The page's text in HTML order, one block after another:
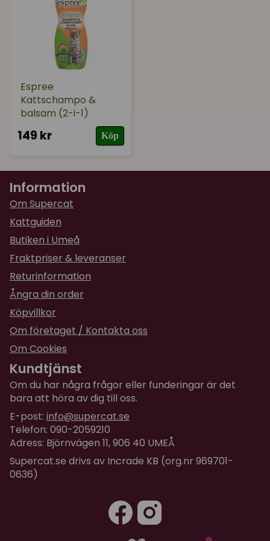
Espree
Kattschampo &
balsam (2-i-1)
149 kr Köp
Information
Om Supercat
Kattguiden
Butiken i Umeå
Fraktpriser & leveranser
Returinformation
Ångra din order
Köpvillkor
Om företaget / Kontakta oss
Om Cookies
Kundtjänst
Om du har några frågor eller funderingar är det
bara att höra av dig till oss.
E-post: info@supercat.se
Telefon: 090-2059210
Adress: Björnvägen 11, 906 40 UMEÅ
Supercat.se drivs av Incrade KB (org.nr 969701-
0636)